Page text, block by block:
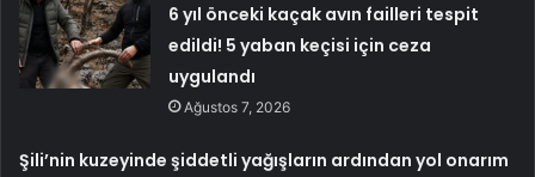
6 yıl önceki kaçak avın failleri tespit
edildi! 5 yaban keçisi için ceza
uygulandı
Ağustos 7, 2026
Şili’nin kuzeyinde şiddetli yağışların ardından yol onarım